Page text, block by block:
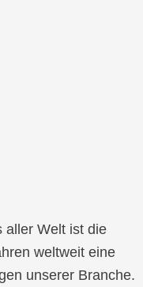
aller Welt ist die
weltweit eine
unserer Branche.